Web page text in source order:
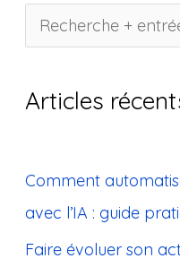
c
r
c
h
Articles
Comment
avec l’IA : guide
Faire évoluer son